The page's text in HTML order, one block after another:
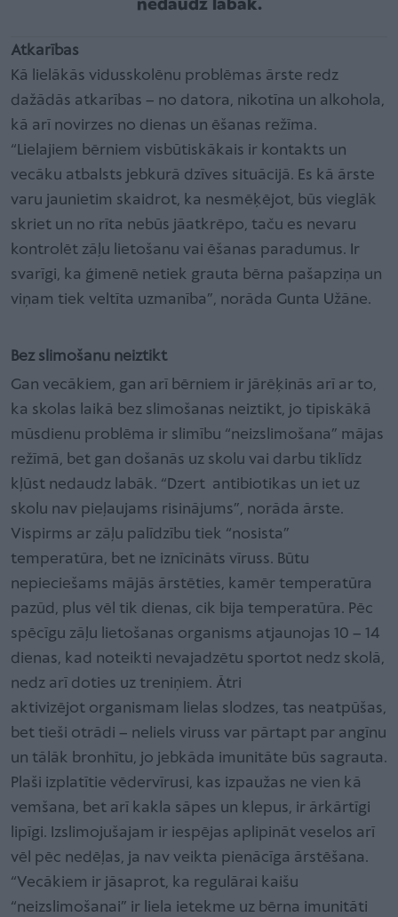
nedaudz labāk.
Atkarības
Kā lielākās vidusskolēnu problēmas ārste redz
dažādās atkarības – no datora, nikotīna un alkohola,
kā arī novirzes no dienas un ēšanas režīma.
“Lielajiem bērniem visbūtiskākais ir kontakts un
vecāku atbalsts jebkurā dzīves situācijā. Es kā ārste
varu jaunietim skaidrot, ka nesmēķējot, būs vieglāk
skriet un no rīta nebūs jāatkrēpo, taču es nevaru
kontrolēt zāļu lietošanu vai ēšanas paradumus. Ir
svarīgi, ka ģimenē netiek grauta bērna pašapziņa un
viņam tiek veltīta uzmanība”, norāda Gunta Užāne.
Bez slimošanu neiztikt
Gan vecākiem, gan arī bērniem ir jārēķinās arī ar to,
ka skolas laikā bez slimošanas neiztikt, jo tipiskākā
mūsdienu problēma ir slimību “neizslimošana” mājas
režīmā, bet gan došanās uz skolu vai darbu tiklīdz
kļūst nedaudz labāk. “Dzert antibiotikas un iet uz
skolu nav pieļaujams risinājums”, norāda ārste.
Vispirms ar zāļu palīdzību tiek “nosista”
temperatūra, bet ne iznīcināts vīruss. Būtu
nepieciešams mājās ārstēties, kamēr temperatūra
pazūd, plus vēl tik dienas, cik bija temperatūra. Pēc
spēcīgu zāļu lietošanas organisms atjaunojas 10 – 14
dienas, kad noteikti nevajadzētu sportot nedz skolā,
nedz arī doties uz treniņiem. Ātri
aktivizējot organismam lielas slodzes, tas neatpūšas,
bet tieši otrādi – neliels viruss var pārtapt par angīnu
un tālāk bronhītu, jo jebkāda imunitāte būs sagrauta.
Plaši izplatītie vēdervīrusi, kas izpaužas ne vien kā
vemšana, bet arī kakla sāpes un klepus, ir ārkārtīgi
lipīgi. Izslimojušajam ir iespējas aplipināt veselos arī
vēl pēc nedēļas, ja nav veikta pienācīga ārstēšana.
“Vecākiem ir jāsaprot, ka regulārai kaišu
“neizslimošanai” ir liela ietekme uz bērna imunitāti